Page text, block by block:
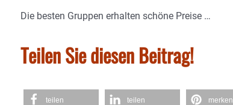
Die besten Gruppen erhalten schöne Preise …
Teilen Sie diesen Beitrag!
teilen teilen merken